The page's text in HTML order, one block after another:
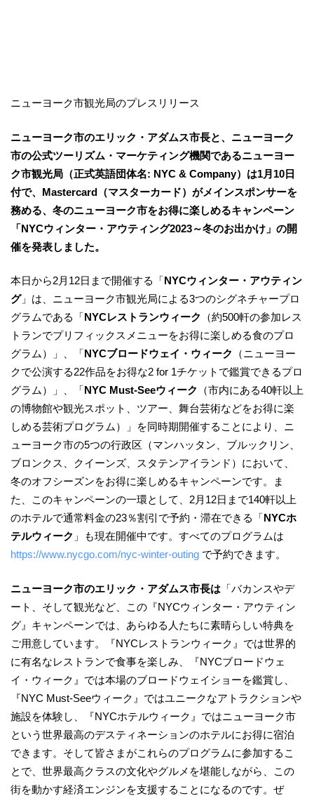
ニューヨーク市観光局のプレスリリース
​​ニューヨーク市のエリック・アダムス市長と、ニューヨーク
市の公式ツーリズム・マーケティング機関であるニューヨー
ク市観光局（正式英語団体名: NYC & Company）は1月10日
付で、Mastercard（マスターカード）がメインスポンサーを
務める、冬のニューヨーク市をお得に楽しめるキャンペーン
「NYCウィンター・アウティング2023～冬のお出かけ」の開
催を発表しました。
本日から2月12日まで開催する「NYCウィンター・アウティン
グ」は、ニューヨーク市観光局による3つのシグネチャープロ
グラムである「NYCレストランウィーク
（約500軒の参加レス
トランでプリフィックスメニューをお得に楽しめる食のプロ
グラム）」、「NYCブロードウェイ・ウィーク
（ニューヨー
クで公演する22作品をお得な2 for 1チケットで鑑賞できるプロ
グラム）」、「NYC Must-Seeウィーク
（市内にある40軒以上
の博物館や観光スポット、ツアー、舞台芸術などをお得に楽
しめる芸術プログラム）」を同時期開催することにより、ニ
ューヨーク市の5つの行政区（マンハッタン、ブルックリン、
ブロンクス、クイーンズ、スタテンアイランド）において、
冬のオフシーズンをお得に楽しめるキャンペーンです。ま
た、このキャンペーンの一環として、2月12日まで140軒以上
のホテルで通常料金の23％割引で予約・滞在できる「NYCホ
テルウィーク 」も現在開催中です。すべてのプログラムは
https://www.nycgo.com/nyc-winter-outing で予約できます。
ニューヨーク市のエリック・アダムス市長は 「バカンスやデ
ート、そして観光など、この『NYCウィンター・アウティン
グ』キャンペーンでは、あらゆる人たちに素晴らしい特典を
ご用意しています。『NYCレストランウィーク』では世界的
に有名なレストランで食事を楽しみ、『NYCブロードウェ
イ・ウィーク』では本場のブロードウェイショーを鑑賞し、
『NYC Must-Seeウィーク』ではユニークなアトラクションや
施設を体験し、『NYCホテルウィーク』ではニューヨーク市
という世界最高のデスティネーションのホテルにお得に宿泊
できます。そして皆さまがこれらのプログラムに参加するこ
とで、世界最高クラスの文化やグルメを堪能しながら、この
街を動かす経済エンジンを支援することになるのです。ぜ